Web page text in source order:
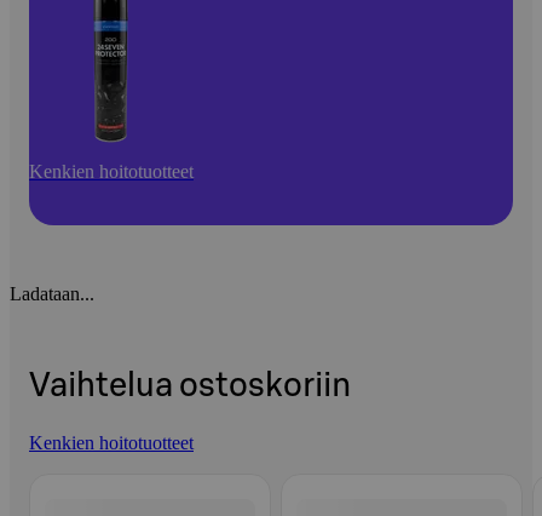
Kenkien hoitotuotteet
Ladataan...
Vaihtelua ostoskoriin
Kenkien hoitotuotteet